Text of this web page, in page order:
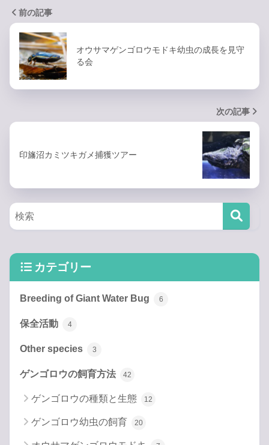
前の記事
オウサマゲンゴロウモドキ幼虫の成長を見守
る会
次の記事
印旛沼カミツキガメ捕獲ツアー
カテゴリー
Breeding of Giant Water Bug 6
保全活動 4
Other species 3
ゲンゴロウの飼育方法 42
ゲンゴロウの種類と生態 12
ゲンゴロウ幼虫の飼育 20